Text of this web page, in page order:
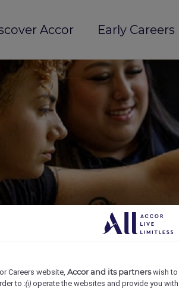
Accor Early Careers
Morumbi, São Paulo, Brazil
Careers website, Accor and its partnerswish to
to :(i) operate the websites and provide you